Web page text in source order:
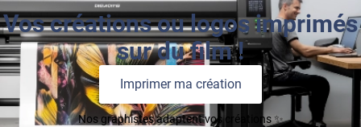
Vos créations ou logos imprimés
sur du film !
Imprimer ma création
Nos graphistes adaptent vos créations ✨